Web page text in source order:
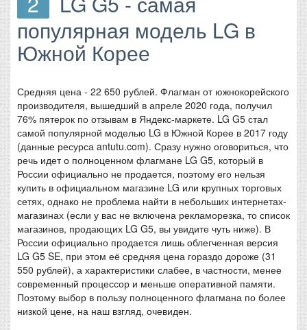
популярная модель LG в
Южной Корее
Средняя цена - 22 650 рублей. Флагман от южнокорейского
производителя, вышедший в апреле 2020 года, получил
76% пятерок по отзывам в Яндекс-маркете. LG G5 стал
самой популярной моделью LG в Южной Корее в 2017 году
(данные ресурса antutu.com). Сразу нужно оговориться, что
речь идет о полноценном флагмане LG G5, который в
России официально не продается, поэтому его нельзя
купить в официальном магазине LG или крупных торговых
сетях, однако не проблема найти в небольших интернетах-
магазинах (если у вас не включена рекламорезка, то список
магазинов, продающих LG G5, вы увидите чуть ниже). В
России официально продается лишь облегченная версия
LG G5 SE, при этом её средняя цена гораздо дороже (31
550 рублей), а характеристики слабее, в частности, менее
современный процессор и меньше оперативной памяти.
Поэтому выбор в пользу полноценного флагмана по более
низкой цене, на наш взгляд, очевиден.